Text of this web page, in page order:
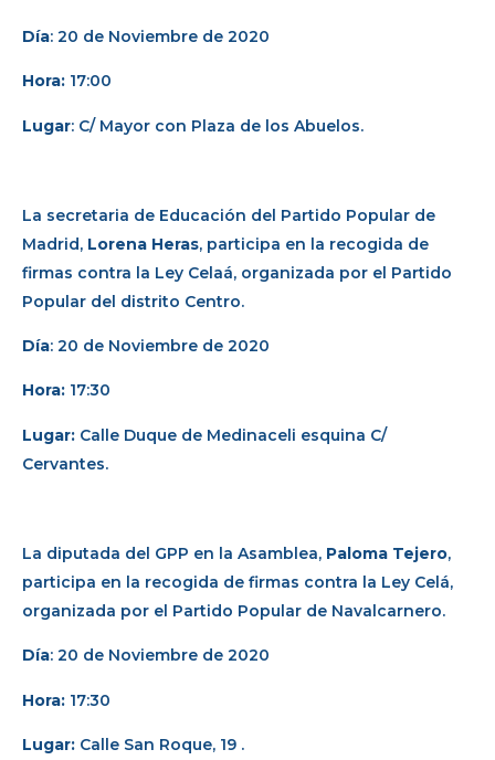
Día: 20 de Noviembre de 2020
Hora: 17:00
Lugar: C/ Mayor con Plaza de los Abuelos.
La secretaria de Educación del Partido Popular de
Madrid, Lorena Heras, participa en la recogida de
firmas contra la Ley Celaá, organizada por el Partido
Popular del distrito Centro.
Día: 20 de Noviembre de 2020
Hora: 17:30
Lugar: Calle Duque de Medinaceli esquina C/
Cervantes.
La diputada del GPP en la Asamblea, Paloma Tejero,
participa en la recogida de firmas contra la Ley Celá,
organizada por el Partido Popular de Navalcarnero.
Día: 20 de Noviembre de 2020
Hora: 17:30
Lugar: Calle San Roque, 19 .